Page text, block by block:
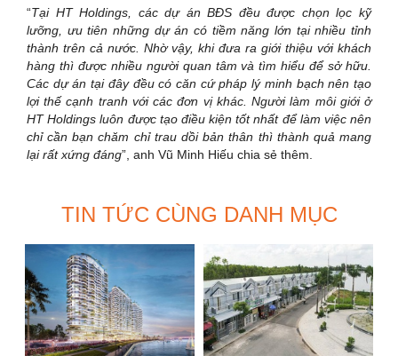
“Tại HT Holdings, các dự án BĐS đều được chọn lọc kỹ
lưỡng, ưu tiên những dự án có tiềm năng lớn tại nhiều tỉnh
thành trên cả nước. Nhờ vậy, khi đưa ra giới thiệu với khách
hàng thì được nhiều người quan tâm và tìm hiểu để sở hữu.
Các dự án tại đây đều có căn cứ pháp lý minh bạch nên tạo
lợi thế cạnh tranh với các đơn vị khác. Người làm môi giới ở
HT Holdings luôn được tạo điều kiện tốt nhất để làm việc nên
chỉ cần bạn chăm chỉ trau dồi bản thân thì thành quả mang
lại rất xứng đáng”, anh Vũ Minh Hiếu chia sẻ thêm.
TIN TỨC CÙNG DANH MỤC